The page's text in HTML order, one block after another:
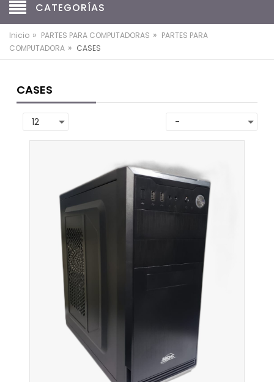
CATEGORÍAS
Inicio » PARTES PARA COMPUTADORAS » PARTES PARA
COMPUTADORA » CASES
CASES